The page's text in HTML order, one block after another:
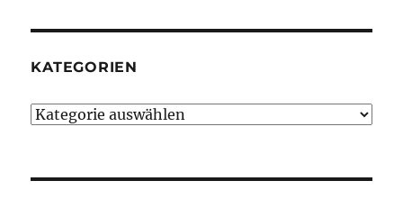
KATEGORIEN
Kategorien